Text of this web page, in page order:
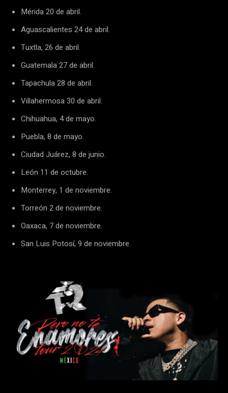
Mérida 20 de abril.
Aguascalientes 24 de abril.
Tuxtla, 26 de abril.
Guatemala 27 de abril.
Tapachula 28 de abril.
Villahermosa 30 de abril.
Chihuahua, 4 de mayo.
Puebla, 8 de mayo.
Ciudad Juárez, 8 de junio.
León 11 de octubre.
Monterrey, 1 de noviembre.
Torreón 2 de noviembre.
Oaxaca, 7 de noviembre.
San Luis Potosí, 9 de noviembre.